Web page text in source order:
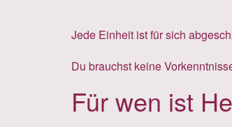
Jede Einheit ist für sich
Du brauchst keine
Für wen ist